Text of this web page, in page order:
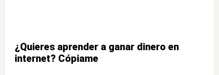
¿Quieres aprender a ganar dinero en
internet? Cópiame